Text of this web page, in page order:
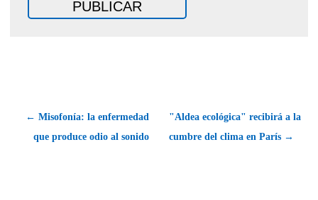
← Misofonía: la enfermedad
que produce odio al sonido
"Aldea ecológica" recibirá a la
cumbre del clima en París →